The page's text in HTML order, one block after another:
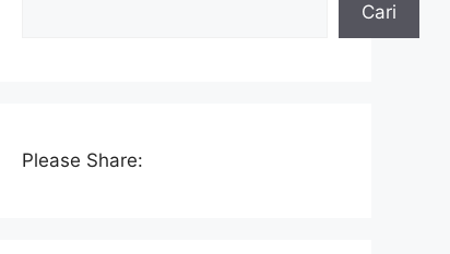
Cari
Please Share: